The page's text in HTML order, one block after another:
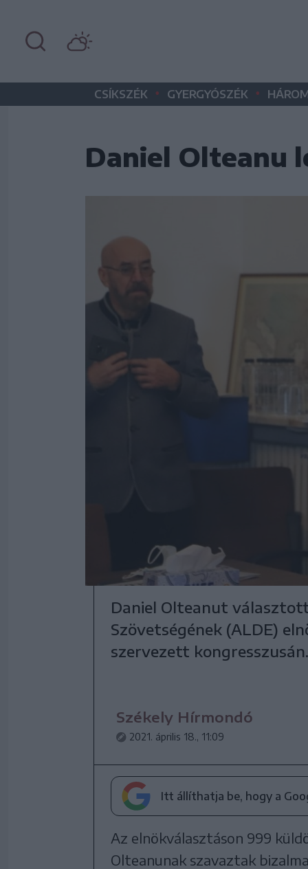
CSÍKSZÉK • GYERGYÓSZÉK •
Daniel Olteanu
Daniel Olteanut
Szövetségének (ALDE)
szervezett kongresszusán.
Székely Hírmondó
2021. április 18., 11:09
Itt állíthatja be, hogy a
Az elnökválasztáson 999
Olteanunak szavaztak